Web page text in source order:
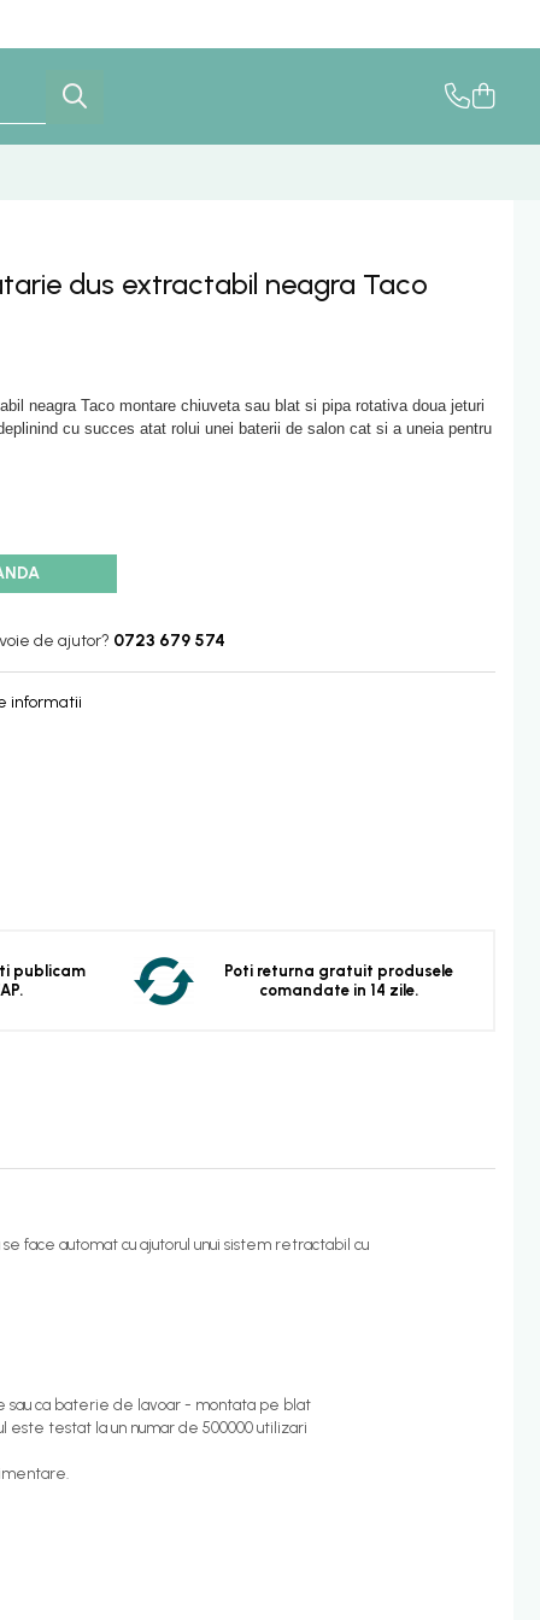
dus extractabil neagra Taco
neagra Taco montare chiuveta sau blat si pipa rotativa doua jeturi
cu succes atat rolui unei baterii de salon cat si a uneia pentru
de ajutor? 0723 679 574
informatii
publicam
Poti returna gratuit produsele
comandate in 14 zile.
face automat cu ajutorul unui sistem retractabil cu
sau ca baterie de lavoar - montata pe blat
este testat la un numar de 500000 utilizari